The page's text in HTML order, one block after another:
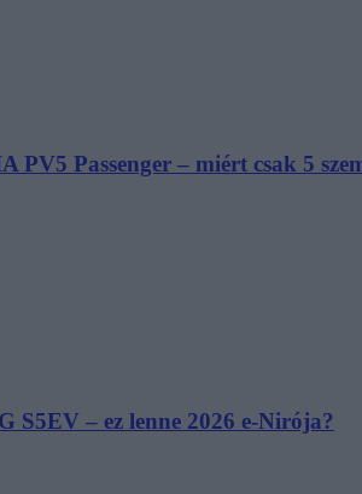
PV5 Passenger – miért csak 5
S5EV – ez lenne 2026 e-Nirója?